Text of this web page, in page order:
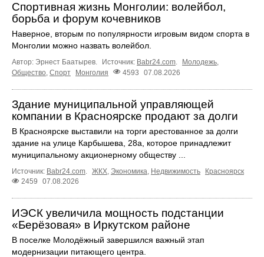
Спортивная жизнь Монголии: волейбол,
борьба и форум кочевников
Наверное, вторым по популярности игровым видом спорта в
Монголии можно назвать волейбол.
Автор: Эрнест Баатырев. Источник: Babr24.com. Молодежь,
Общество Спорт Монголия 4593 07.08.2026
Здание муниципальной управляющей
компании в Красноярске продают за долги
В Красноярске выставили на торги арестованное за долги
здание на улице Карбышева, 28а, которое принадлежит
муниципальному акционерному обществу ...
Источник: Babr24.com ЖКХ Экономика Недвижимость
Красноярск
2459
07.08.2026
ИЭСК увеличила мощность подстанции
«Берёзовая» в Иркутском районе
В поселке Молодёжный завершился важный этап
модернизации питающего центра.